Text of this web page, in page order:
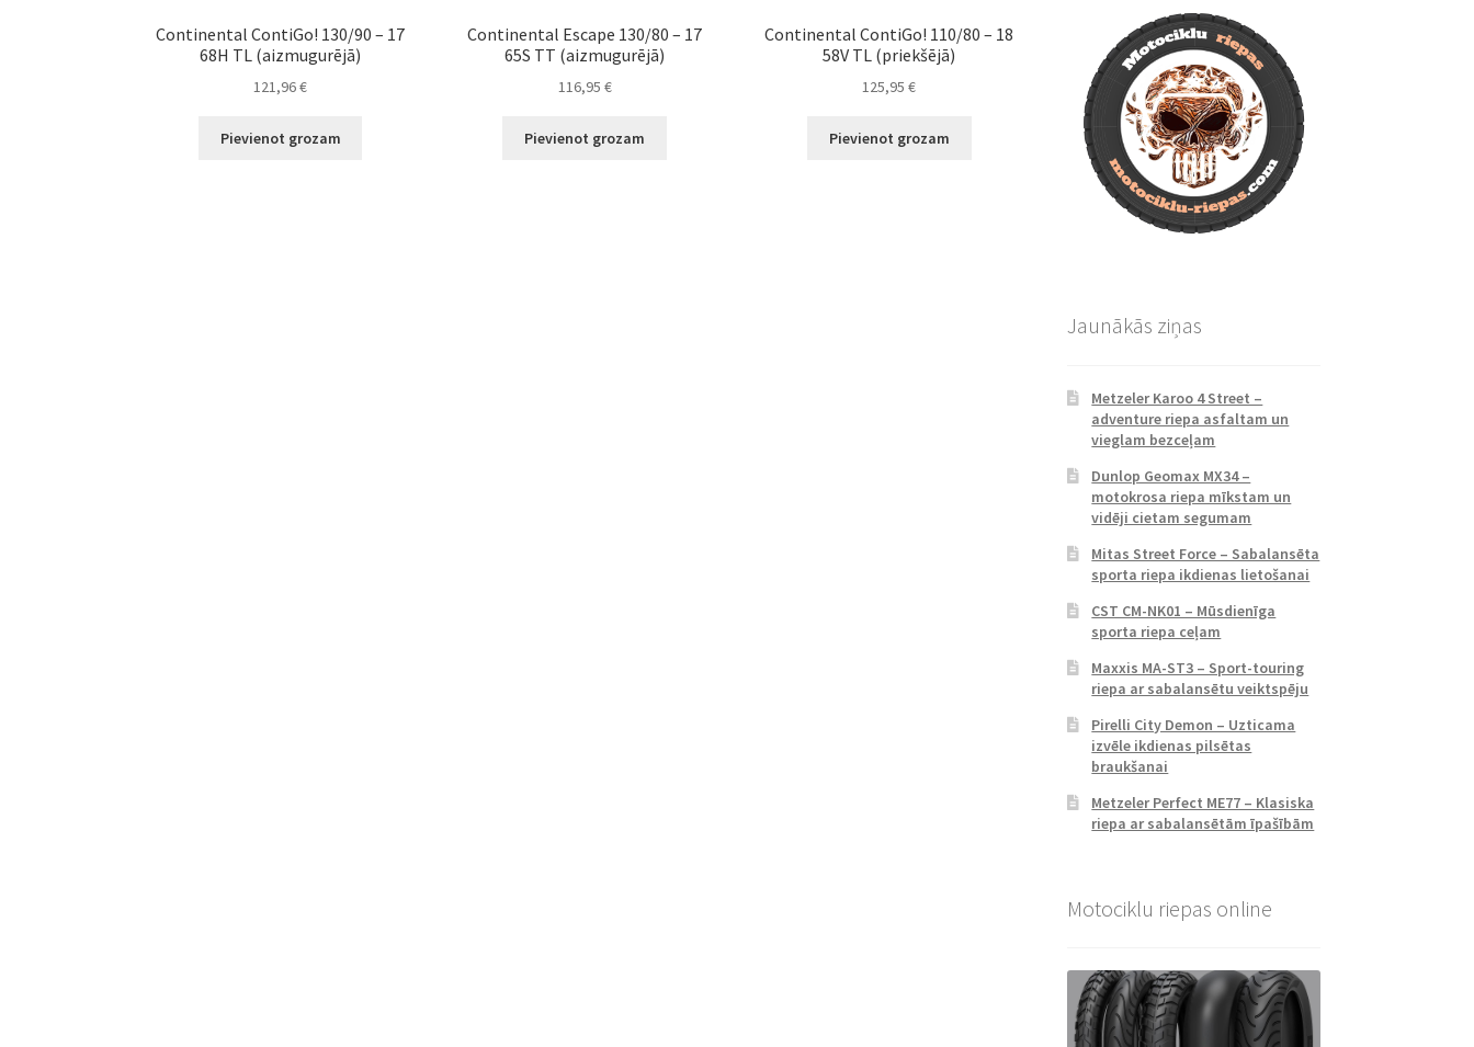
Continental ContiGo! 130/90 – 17
68H TL (aizmugurējā)
121,96€
Pievienot grozam
Continental Escape 130/80 – 17
65S TT (aizmugurējā)
116,95 €
Pievienot grozam
Continental ContiGo! 110/80 – 18
58V TL (priekšējā)
125,95€
Pievienot grozam
Jaunākās ziņas
Metzeler Karoo 4 Street –
adventure riepa asfaltam un
vieglam bezceļam
Dunlop Geomax MX34 –
motokrosa riepa mīkstam un
vidēji cietam segumam
Mitas Street Force – Sabalansēta
sporta riepa ikdienas lietošanai
CST CM-NK01 – Mūsdienīga
sporta riepa ceļam
Maxxis MA-ST3 – Sport-touring
riepa ar sabalansētu veiktspēju
Pirelli City Demon – Uzticama
izvēle ikdienas pilsētas
braukšanai
Metzeler Perfect ME77 – Klasiska
riepa ar sabalansētām īpašībām
Motociklu riepas online